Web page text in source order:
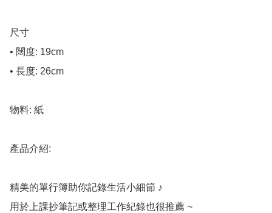
尺寸
• 闊度: 19cm
• 長度: 26cm
物料: 紙
產品介紹:
精美的單行簿助你記錄生活小細節 ♪
用於上課抄筆記或整理工作紀錄也很推薦 ~